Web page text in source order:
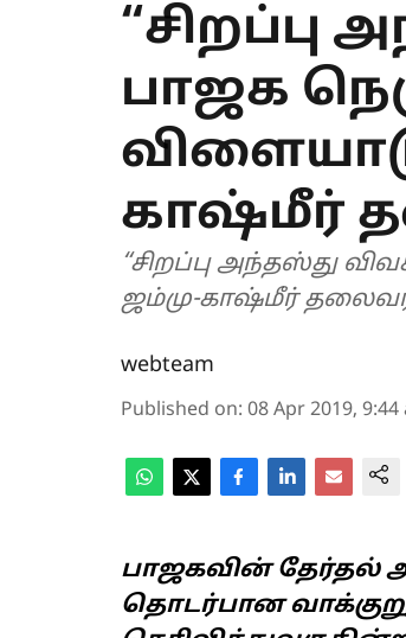
“சிறப்பு
பாஜக
காஷ்மீர்
“சிறப்பு அந்தஸ்து
ஜம்மு-காஷ்மீர்
webteam
Published on: 08 Apr 2019, 9:44
பாஜகவின் தேர்தல்
தொடர்பான